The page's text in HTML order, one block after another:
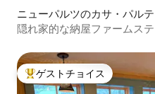
ニューパルツのカサ・パル
隠れ家的な納屋ファームス
大好評のゲストチョイスで
ゲストチョイス